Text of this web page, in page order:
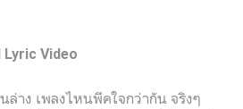
Lyric Video
ล่าง เพลงไหนพีคใจกว่ากัน จริงๆ